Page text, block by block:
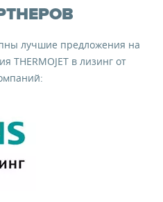
лучшие предложения на
THERMOJET в лизинг от